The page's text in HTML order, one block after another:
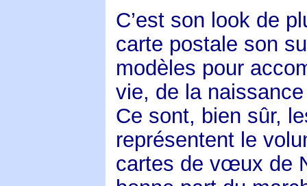
C’est son look de
carte postale son
modèles pour
vie, de la
Ce sont, bien sûr,
représentent le
cartes de vœux de